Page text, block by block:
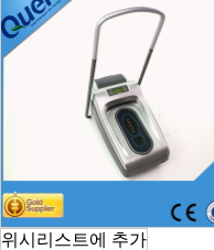
위시리스트에 추가